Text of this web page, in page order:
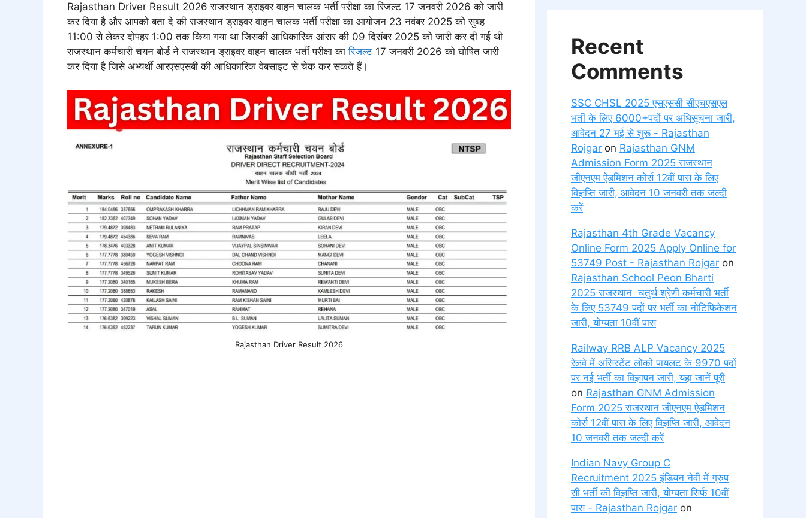
Rajasthan Driver Result 2026 राजस्थान ड्राइवर वाहन चालक भर्ती परीक्षा का रिजल्ट 17 जनवरी 2026 को जारी
कर दिया है और आपको बता दे की राजस्थान ड्राइवर वाहन चालक भर्ती परीक्षा का आयोजन 23 नवंबर 2025 को सुबह
11:00 से लेकर दोपहर 1:00 तक किया गया था जिसकी आधिकारिक आंसर की 09 दिसंबर 2025 को जारी कर दी गई थी
राजस्थान कर्मचारी चयन बोर्ड ने राजस्थान ड्राइवर वाहन चालक भर्ती परीक्षा कारिजल्ट 17 जनवरी 2026 को घोषित जारी
कर दिया है जिसे अभ्यर्थी आरएसएसबी की आधिकारिक वेबसाइट से चेक कर सकते हैं।
Rajasthan Driver Result 2026
Recent
Comments
SSC CHSL 2025 एसएससी सीएचएसएल
भर्ती के लिए 6000+पदों पर अधिसूचना जारी,
आवेदन 27 मई से शुरू - Rajasthan
Rojgar on Rajasthan GNM
Admission Form 2025 राजस्थान
जीएनएम ऐडमिशन कोर्स 12वीं पास के लिए
विज्ञप्ति जारी, आवेदन 10 जनवरी तक जल्दी
करें
Rajasthan 4th Grade Vacancy
Online Form 2025 Apply Online for
53749 Post - Rajasthan Rojgar on
Rajasthan School Peon Bharti
2025 राजस्थान चतुर्थ श्रेणी कर्मचारी भर्ती
के लिए 53749 पदों पर भर्ती का नोटिफिकेशन
जारी, योग्यता 10वीं पास
Railway RRB ALP Vacancy 2025
रेलवे में असिस्टेंट लोको पायलट के 9970 पदों
पर नई भर्ती का विज्ञापन जारी, यहा जानें पूरी
on Rajasthan GNM Admission
Form 2025 राजस्थान जीएनएम ऐडमिशन
कोर्स 12वीं पास के लिए विज्ञप्ति जारी, आवेदन
10 जनवरी तक जल्दी करें
Indian Navy Group C
Recruitment 2025 इंडियन नेवी में ग्रुप
सी भर्ती की विज्ञप्ति जारी, योग्यता सिर्फ 10वीं
पास - Rajasthan Rojgar on